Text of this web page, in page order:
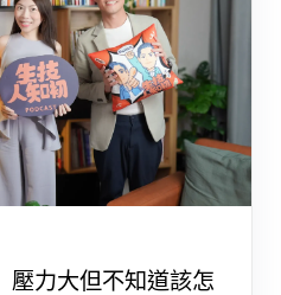
壓力大但不知道該怎